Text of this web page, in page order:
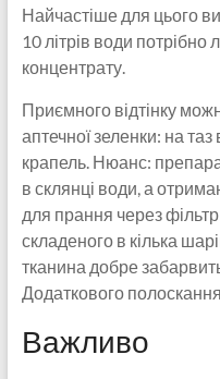
Найчастіше для цього
10 літрів води потрібно
концентрату.
Приємного відтінку
аптечної зеленки: на
крапель. Нюанс:
в склянці води, а
для прання через фільтр
складеного в кілька
тканина добре
Додаткового
Важливо